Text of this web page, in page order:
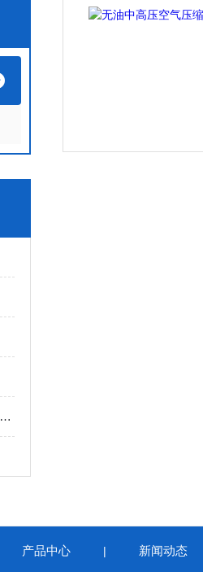
*设计让高压开关回路电阻测试仪功能更*
产品中心 | 新闻动态